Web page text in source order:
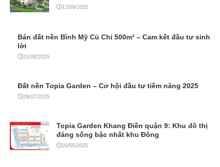
12/09/2025
Bán đất nền Bình Mỹ Củ Chi 500m² – Cam kết đầu tư sinh
lời
21/08/2025
Đất nền Topia Garden – Cơ hội đầu tư tiềm năng 2025
29/07/2025
Topia Garden Khang Điền quận 9: Khu đô thị
đáng sống bậc nhất khu Đông
20/05/2025